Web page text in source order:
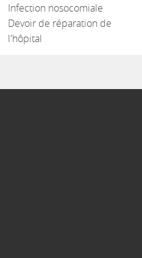
Infection nosocomiale
Devoir de réparation de
l'hôpital